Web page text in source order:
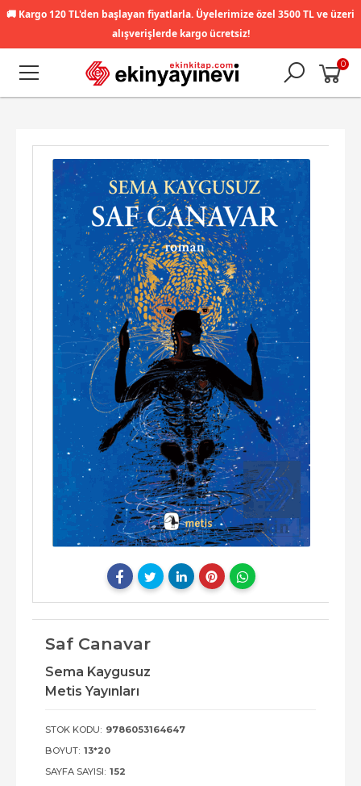
🚚 Kargo 120 TL'den başlayan fiyatlarla. Üyelerimize özel 3500 TL ve üzeri
alışverişlerde kargo ücretsiz!
0
Saf Canavar
Sema Kaygusuz
Metis Yayınları
STOK KODU: 9786053164647
BOYUT: 13*20
SAYFA SAYISI: 152